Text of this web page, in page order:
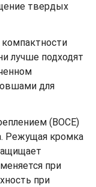
твердых
компактности
лучше подходят
для
(BOCE)
Режущая кромка
при
при